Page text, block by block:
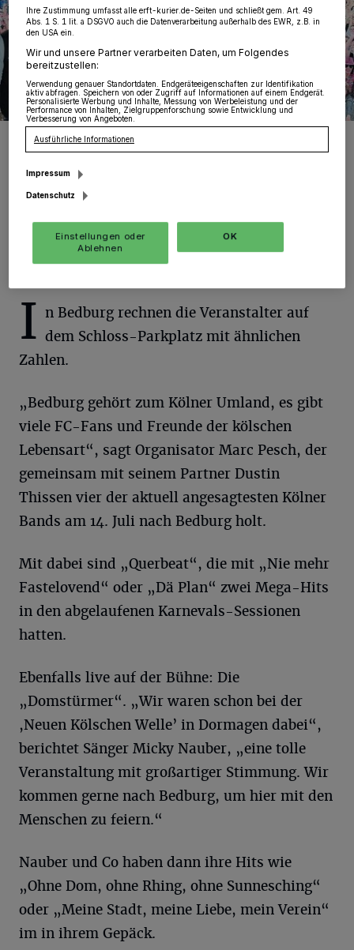
Die Domstürmer kommen nach Bedburg. Und machen Stimmung —
so wie hier bei der „Kölschen Welle“ in Dormagen.
Von Gerhard Müller
I n Bedburg rechnen die Veranstalter auf
dem Schloss-Parkplatz mit ähnlichen
Zahlen.
„Bedburg gehört zum Kölner Umland, es gibt
viele FC-Fans und Freunde der kölschen
Lebensart“, sagt Organisator Marc Pesch, der
gemeinsam mit seinem Partner Dustin
Thissen vier der aktuell angesagtesten Kölner
Bands am 14. Juli nach Bedburg holt.
Mit dabei sind „Querbeat“, die mit „Nie mehr
Fastelovend“ oder „Dä Plan“ zwei Mega-Hits
in den abgelaufenen Karnevals-Sessionen
hatten.
Ebenfalls live auf der Bühne: Die
„Domstürmer“. „Wir waren schon bei der
,Neuen Kölschen Welle’ in Dormagen dabei“,
berichtet Sänger Micky Nauber, „eine tolle
Veranstaltung mit großartiger Stimmung. Wir
kommen gerne nach Bedburg, um hier mit den
Menschen zu feiern.“
Nauber und Co haben dann ihre Hits wie
„Ohne Dom, ohne Rhing, ohne Sunnesching“
oder „Meine Stadt, meine Liebe, mein Verein“
im in ihrem Gepäck.
Ihre Zustimmung umfasst alle erft-kurier.de-Seiten und schließt gem. Art. 49
Abs. 1 S. 1 lit. a DSGVO auch die Datenverarbeitung außerhalb des EWR, z.B. in
den USA ein.
Wir und unsere Partner verarbeiten Daten, um Folgendes
bereitzustellen:
Verwendung genauer Standortdaten. Endgeräteeigenschaften zur Identifikation
aktiv abfragen. Speichern von oder Zugriff auf Informationen auf einem Endgerät.
Personalisierte Werbung und Inhalte, Messung von Werbeleistung und der
Performance von Inhalten, Zielgruppenforschung sowie Entwicklung und
Verbesserung von Angeboten.
Ausführliche Informationen
Impressum
Datenschutz
Einstellungen oder
Ablehnen
OK